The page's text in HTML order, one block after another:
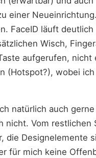
einer
FaceID läuft
Wisch,
aufgerufen,
(Hotspot?), wobei
natürlich auch
nicht. Vom
die Designelemente
für mich keine